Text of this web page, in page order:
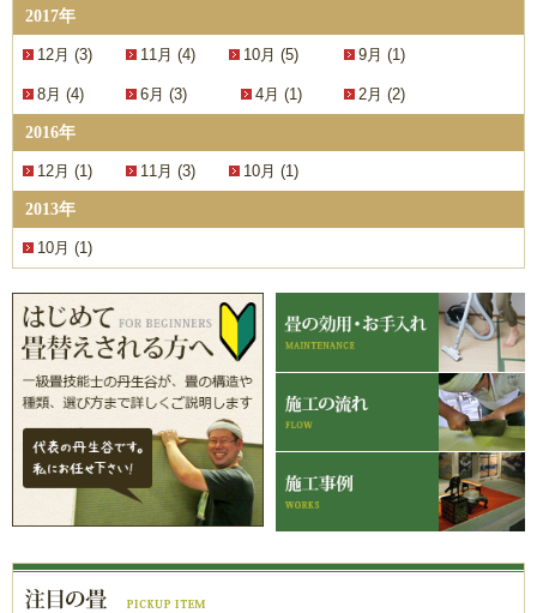
2017年
12月 (3) 11月 (4) 10月 (5) 9月 (1)
8月 (4) 6月 (3) 4月 (1) 2月 (2)
2016年
12月 (1) 11月 (3) 10月 (1)
2013年
10月 (1)